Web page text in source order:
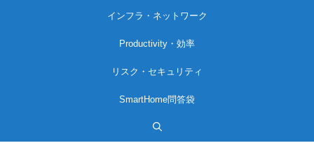
インフラ・ネットワーク
Productivity・効率
リスク・セキュリティ
SmartHome問答袋